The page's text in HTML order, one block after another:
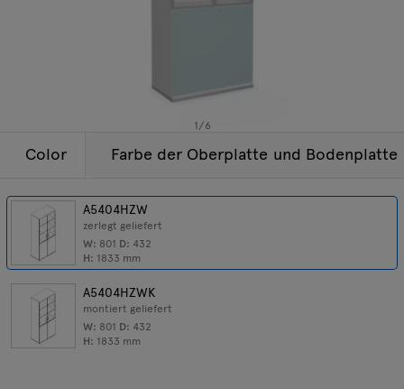
1/6
Color
A5404HZW
zerlegt geliefert
W: 801 D: 432
H: 1833 mm
A5404HZWK
montiert geliefert
W: 801 D: 432
H: 1833 mm
Farbe der Oberplatte und Bodenplatte